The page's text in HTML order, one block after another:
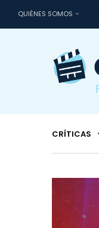
QUIÉNES SOMOS
CRÍTICAS